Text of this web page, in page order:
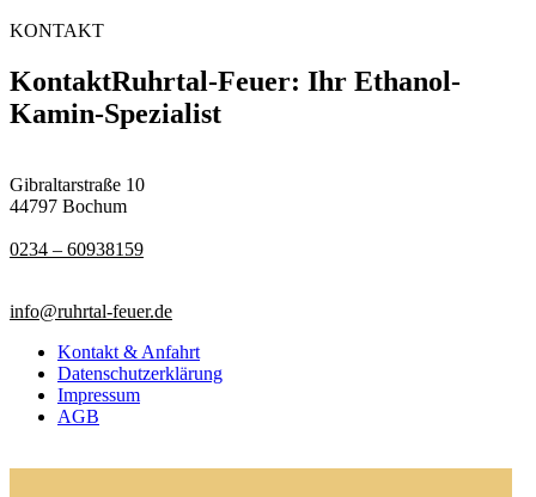
KONTAKT
KontaktRuhrtal-Feuer: Ihr Ethanol-
Kamin-Spezialist
Gibraltarstraße 10
44797 Bochum
0234 – 60938159
info@ruhrtal-feuer.de
Kontakt & Anfahrt
Datenschutzerklärung
Impressum
AGB